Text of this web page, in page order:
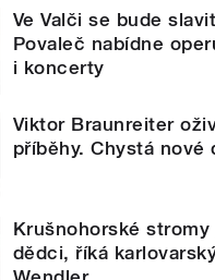
Ve Valči se bude
Povaleč nabídne
i koncerty
Viktor Braunreiter
příběhy. Chystá nové
Krušnohorské
dědci, říká